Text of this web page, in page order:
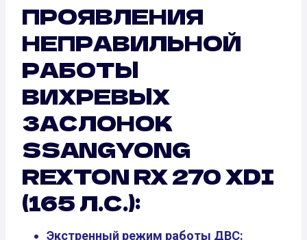
ПРОЯВЛЕНИЯ
НЕПРАВИЛЬНОЙ
РАБОТЫ
ВИХРЕВЫХ
ЗАСЛОНОК
SSANGYONG
REXTON RX 270 XDI
(165 Л.С.):
Экстренный режим работы ДВС: